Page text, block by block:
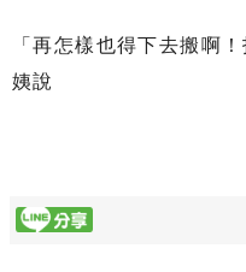
「再怎樣也得下去搬啊
姨說